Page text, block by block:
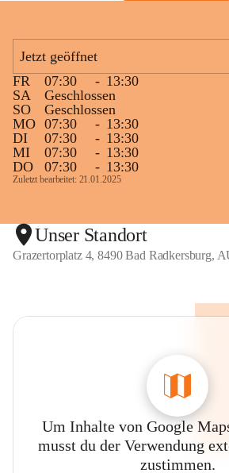
Jetzt geöffnet
FR
07:30 - 13:30
SA
Geschlossen
SO
Geschlossen
MO 07:30 - 13:30
DI
07:30 - 13:30
MI
07:30 - 13:30
DO
07:30 - 13:30
Zuletzt bearbeitet: 21.01.2025
Unser Standort
Grazertorplatz 4, 8490 Bad Radkersburg,
Um Inhalte von Google
musst du der Verwendung
zustimmen.